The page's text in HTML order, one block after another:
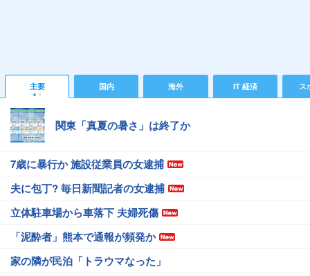
主要 国内 海外 IT 経済 ス
関東「真夏の暑さ」は終了か
7歳に暴行か 施設従業員の女逮捕
夫に包丁? 毎日新聞記者の女逮捕
立体駐車場から車落下 夫婦死傷
「泥酔者」熊本で通報が頻発か
家の隣が民泊「トラウマなった」